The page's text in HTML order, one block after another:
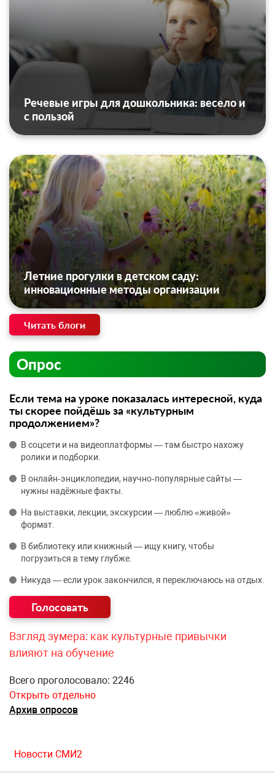
Речевые игры для дошкольника: весело и
с пользой
Летние прогулки в детском саду:
инновационные методы организации
Читать блоги
Опрос
Если тема на уроке показалась интересной, куда
ты скорее пойдёшь за «культурным
продолжением»?
В соцсети и на видеоплатформы — там быстро нахожу
ролики и подборки.
В онлайн‑энциклопедии, научно‑популярные сайты —
нужны надёжные факты.
На выставки, лекции, экскурсии — люблю «живой»
формат.
В библиотеку или книжный — ищу книгу, чтобы
погрузиться в тему глубже.
Никуда — если урок закончился, я переключаюсь на отдых.
Взгляд зумера: как культурные привычки
влияют на обучение
Всего проголосовало: 2246
Открыть отдельно
Архив опросов
Новости СМИ2